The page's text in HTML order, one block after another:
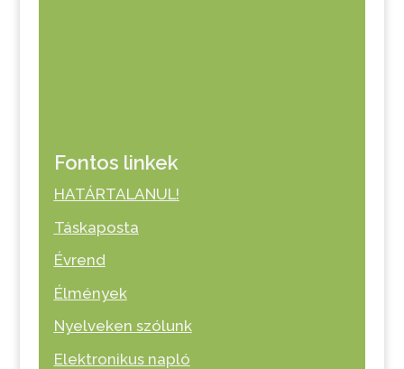
Fontos linkek
HATÁRTALANUL!
Táskaposta
Évrend
Élmények
Nyelveken szólunk
Elektronikus napló